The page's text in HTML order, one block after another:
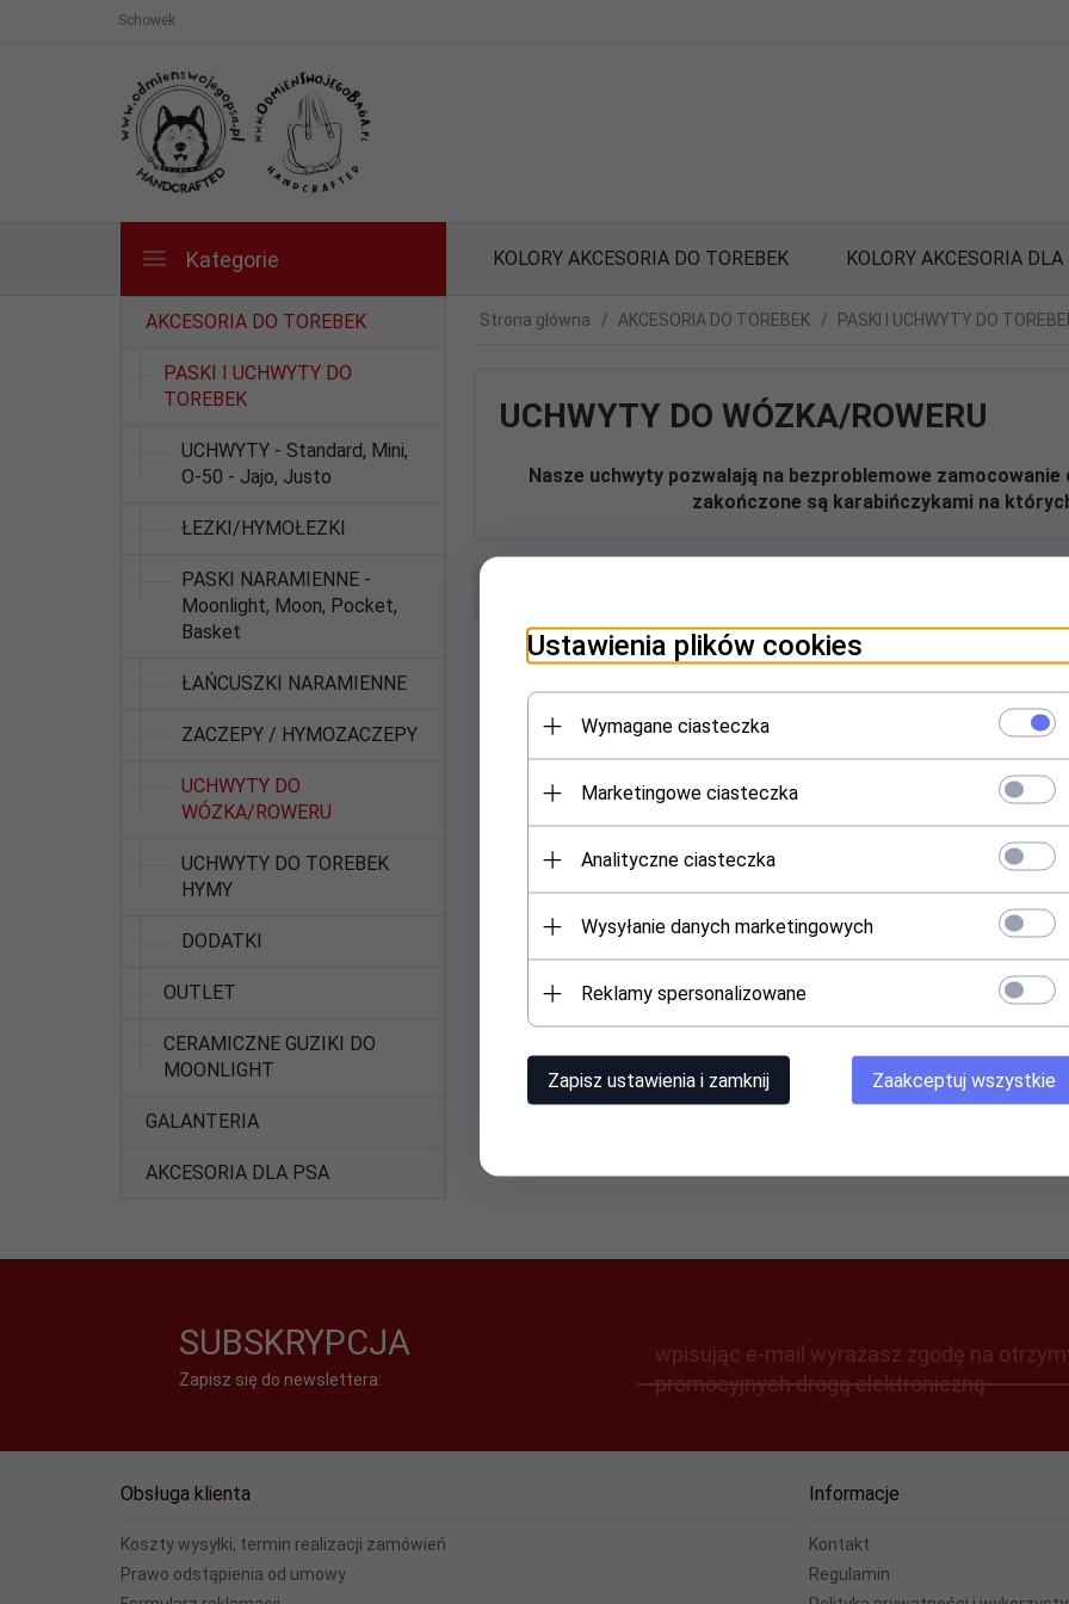
Schowek
Kategorie KOLORY AKCESORIA DO TOREBEK KOLORY AKCESORIA
AKCESORIA DO TOREBEK
PASKI I UCHWYTY DO
TOREBEK
UCHWYTY - Standard, Mini,
O-50 - Jajo, Justo
ŁEZKI/HYMOŁEZKI
PASKI NARAMIENNE -
Moonlight, Moon, Pocket,
Basket
ŁAŃCUSZKI NARAMIENNE
ZACZEPY / HYMOZACZEPY
UCHWYTY DO
WÓZKA/ROWERU
UCHWYTY DO TOREBEK
HYMY
DODATKI
OUTLET
CERAMICZNE GUZIKI DO
MOONLIGHT
GALANTERIA
AKCESORIA DLA PSA
Strona główna AKCESORIA DO TOREBEK PASKI I UCHWYTY DO
UCHWYTY DO WÓZKA/ROWERU
Nasze uchwyty pozwalają na bezproblemowe
zakończone są karabińczykami na
Uchwyty do wózka lub roweru
35, 00
SUBSKRYPCJA
Zapisz się do newslettera:
wpisując e-mail wyrażasz zgodę na
promocyjnych drogą elektroniczną
Obsługa klienta
Koszty wysyłki, termin realizacji zamówień
Prawo odstąpienia od umowy
Informacje
Kontakt
Regulamin
Ustawienia plików cookies
Wymagane ciasteczka
Marketingowe ciasteczka
Analityczne ciasteczka
Wysyłanie danych marketingowych
Reklamy spersonalizowane
Zapisz ustawienia i zamknij Zaakceptuj wszystkie